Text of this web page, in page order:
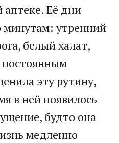
аптеке. Её дни
минутам: утренний
белый халат,
постоянным
эту рутину,
в ней появилось
будто она
медленно